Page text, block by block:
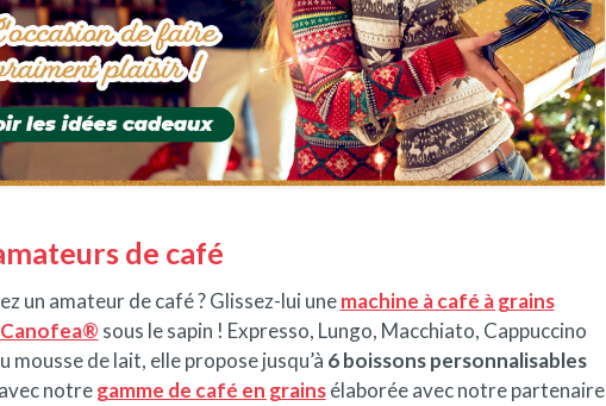
de café
un amateur de café ? Glissez-lui unemachine à café à grains
sous le sapin ! Expresso, Lungo, Macchiato, Cappuccino
mousse de lait, elle propose jusqu’à 6 boissons personnalisables
notregamme de café en grainsélaborée avec notre partenaire